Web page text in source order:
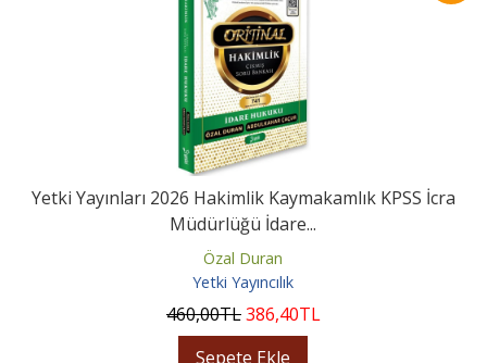
Yetki Yayınları 2026 Hakimlik Kaymakamlık KPSS İcra
Müdürlüğü İdare...
Özal Duran
Yetki Yayıncılık
460,00TL386,40TL
Sepete Ekle